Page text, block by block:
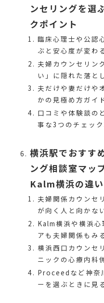
ンセリングを選
クポイント
臨床心理士や公認
ぶと安心度が変わ
夫婦カウンセリン
い」に隠れた落と
夫だけや妻だけや
かの見極め方ガイ
口コミや体験談の
事な3つのチェッ
横浜駅でおすす
ング相談室マッ
Kalm横浜の違
夫婦関係カウンセ
が向く人と向かな
Kalm横浜や横浜
アも夫婦関係もみ
横浜西口カウンセ
ニックの心療内科
Proceedなど神奈
ーを選ぶときに見